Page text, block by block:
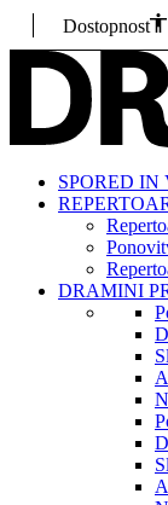
Dostopnost
SPORED IN
DRAMINI